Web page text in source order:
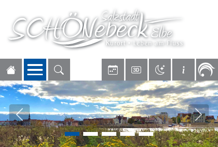
Navigation öffnen
Vorheriges Bild